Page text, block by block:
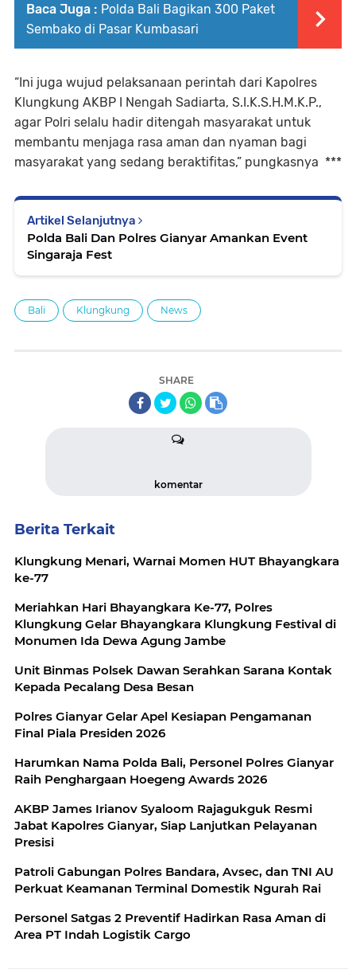
Baca Juga : Polda Bali Bagikan 300 Paket
Sembako di Pasar Kumbasari
“Ini juga wujud pelaksanaan perintah dari Kapolres
Klungkung AKBP I Nengah Sadiarta, S.I.K.S.H.M.K.P.,
agar Polri selalu hadir ditengah masyarakat untuk
membantu menjaga rasa aman dan nyaman bagi
masyarakat yang sedang beraktifitas,” pungkasnya ***
Artikel Selanjutnya
Polda Bali Dan Polres Gianyar Amankan Event
Singaraja Fest
Bali Klungkung News
SHARE
komentar
Berita Terkait
Klungkung Menari, Warnai Momen HUT Bhayangkara
ke-77
Meriahkan Hari Bhayangkara Ke-77, Polres
Klungkung Gelar Bhayangkara Klungkung Festival di
Monumen Ida Dewa Agung Jambe
Unit Binmas Polsek Dawan Serahkan Sarana Kontak
Kepada Pecalang Desa Besan
Polres Gianyar Gelar Apel Kesiapan Pengamanan
Final Piala Presiden 2026
Harumkan Nama Polda Bali, Personel Polres Gianyar
Raih Penghargaan Hoegeng Awards 2026
AKBP James Irianov Syaloom Rajagukguk Resmi
Jabat Kapolres Gianyar, Siap Lanjutkan Pelayanan
Presisi
Patroli Gabungan Polres Bandara, Avsec, dan TNI AU
Perkuat Keamanan Terminal Domestik Ngurah Rai
Personel Satgas 2 Preventif Hadirkan Rasa Aman di
Area PT Indah Logistik Cargo